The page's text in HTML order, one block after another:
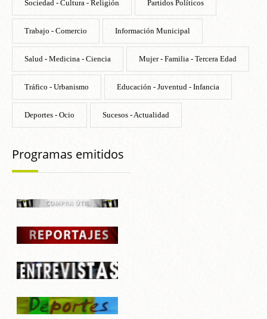
Sociedad - Cultura - Religión Partidos Políticos
Trabajo - Comercio Información Municipal
Salud - Medicina - Ciencia Mujer - Familia - Tercera Edad
Tráfico - Urbanismo Educación - Juventud - Infancia
Deportes - Ocio Sucesos - Actualidad
Programas emitidos